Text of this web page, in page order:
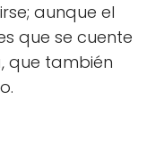
aunque el
que se cuente
que también